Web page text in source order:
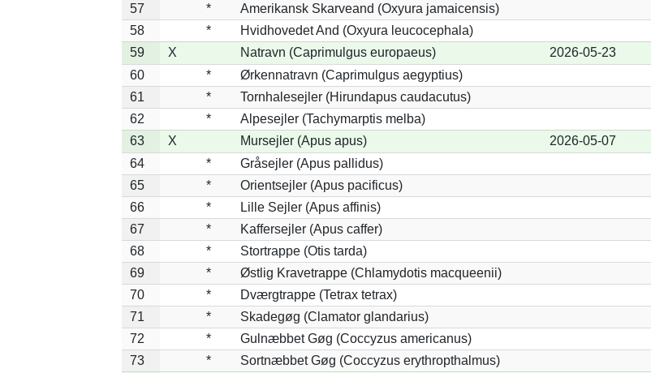
57
*
Amerikansk Skarveand (Oxyura jamaicensis)
58
*
Hvidhovedet And (Oxyura leucocephala)
59
X Natravn (Caprimulgus europaeus) 2026-05-23
60
*
Ørkennatravn (Caprimulgus aegyptius)
61
*
Tornhalesejler (Hirundapus caudacutus)
62
*
Alpesejler (Tachymarptis melba)
63
X Mursejler (Apus apus) 2026-05-07
64
*
Gråsejler (Apus pallidus)
65
*
Orientsejler (Apus pacificus)
66
*
Lille Sejler (Apus affinis)
67
*
Kaffersejler (Apus caffer)
68
*
Stortrappe (Otis tarda)
69
*
Østlig Kravetrappe (Chlamydotis macqueenii)
70
*
Dværgtrappe (Tetrax tetrax)
71
*
Skadegøg (Clamator glandarius)
72
*
Gulnæbbet Gøg (Coccyzus americanus)
73
*
Sortnæbbet Gøg (Coccyzus erythropthalmus)